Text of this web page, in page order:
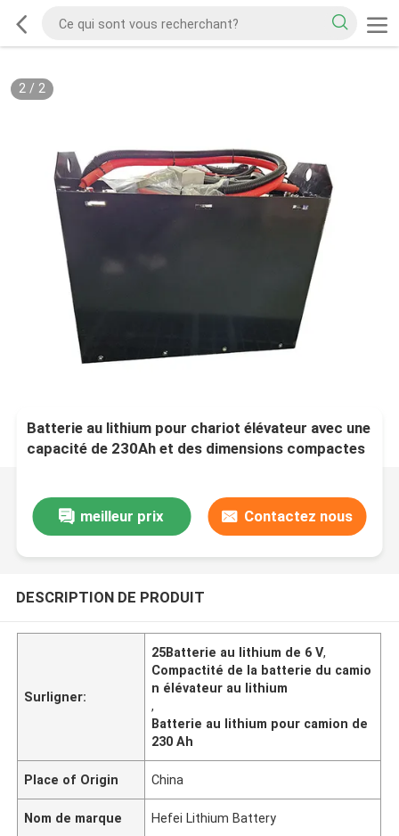
2/ 2
Batterie au lithium pour chariot élévateur avec une
capacité de 230Ah et des dimensions compactes
meilleur prix Contactez nous
DESCRIPTION DE PRODUIT
Surligner:
25Batterie au lithium de 6 V,
Compactité de la batterie du camio
n élévateur au lithium
,
Batterie au lithium pour camion de
230 Ah
Place of Origin China
Nom de marque Hefei Lithium Battery